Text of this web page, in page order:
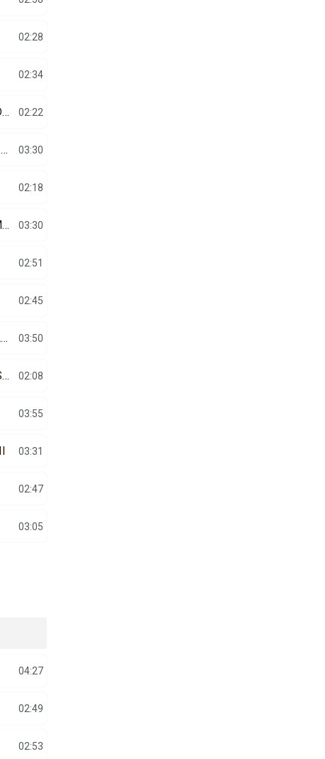
02:28
02:34
MARIANO X COCOS DE LA CALARASI – EU NU STIU SA-MI FAC DUSMANI 02:22
COCOS DE LA CALARASI – NENOROCITO , IERI TE ALINTAM IUBITO 03:30
02:18
COCOS DE LA CALARASI – FERICIREA VIETII MELE ESTE FATA MEA 03:30
02:51
02:45
COCOS DE LA CALARASI SI RICO NADARA – NOPTILE ALEA CALDE 03:50
COCOS DE LA CALARASI SI GEORGE TALENT – POVESTEA NOASTRA 02:08
03:55
03:31
02:47
03:05
04:27
02:49
02:53